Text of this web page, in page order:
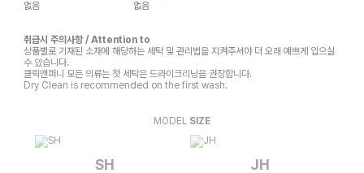
없음
없음
취급시 주의사항 / Attention to
상품별로 기재된 소재에 해당하는 세탁 및 관리법을 지켜주셔야 더 오래 예쁘게 입으실
수 있습니다.
클릭앤퍼니 모든 의류는 첫 세탁은 드라이크리닝을 권장합니다.
Dry Clean is recommended on the first wash.
MODEL SIZE
SH JH